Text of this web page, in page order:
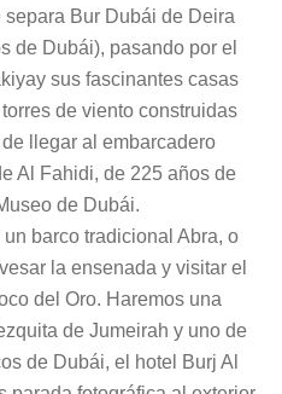
Bur Dubái de Deira
de Dubái), pasando por el
sus fascinantes casas
de viento construidas
llegar al embarcadero
Al Fahidi, de 225 años de
de Dubái.
barco tradicional Abra, o
la ensenada y visitar el
del Oro. Haremos una
de Jumeirah y uno de
de Dubái, el hotel Burj Al